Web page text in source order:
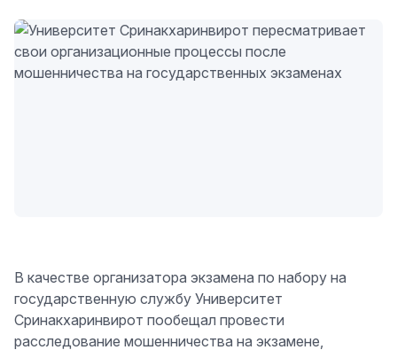
В качестве организатора экзамена по набору на
государственную службу Университет
Сринакхаринвирот пообещал провести
расследование мошенничества на экзамене,